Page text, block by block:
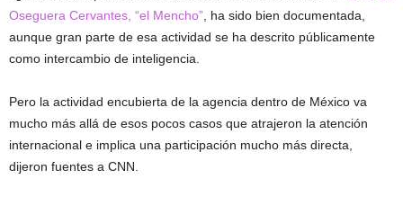
Oseguera Cervantes, “el Mencho” , ha sido bien documentada,
aunque gran parte de esa actividad se ha descrito públicamente
como intercambio de inteligencia.
Pero la actividad encubierta de la agencia dentro de México va
mucho más allá de esos pocos casos que atrajeron la atención
internacional e implica una participación mucho más directa,
dijeron fuentes a CNN.